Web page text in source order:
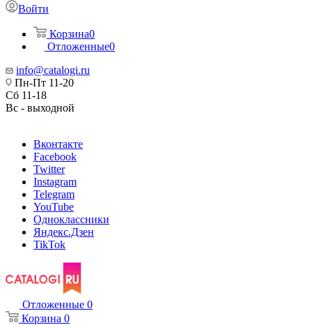
Войти
Корзина0
Отложенные0
info@catalogi.ru
Пн-Пт 11-20
Сб 11-18
Вс - выходной
Вконтакте
Facebook
Twitter
Instagram
Telegram
YouTube
Одноклассники
Яндекс.Дзен
TikTok
Отложенные 0
Корзина 0